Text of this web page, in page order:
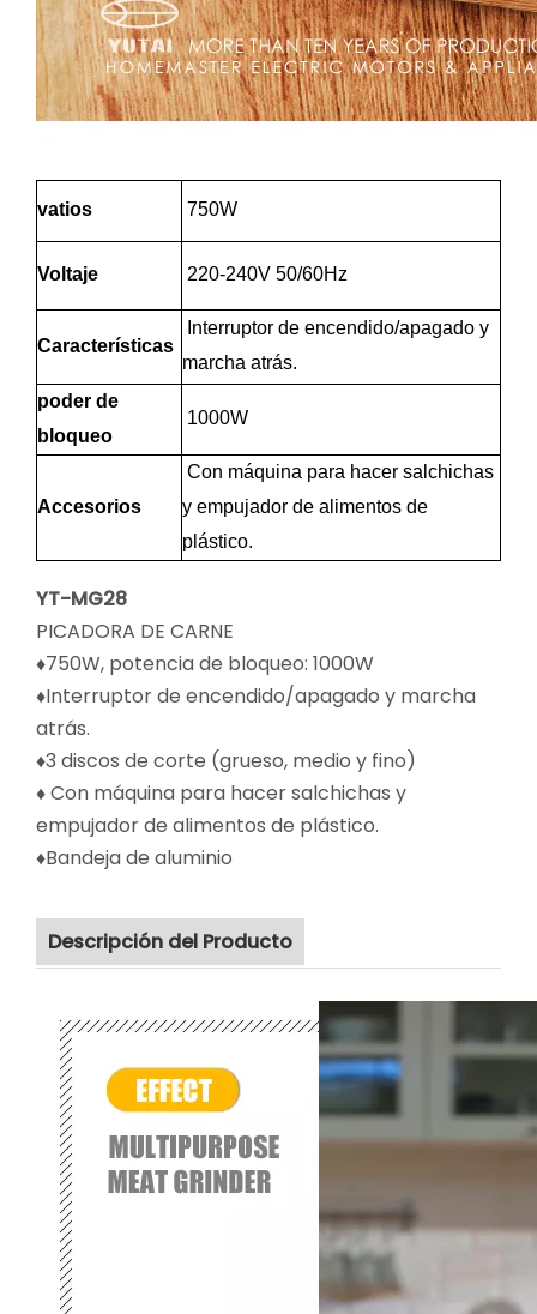
vatios 750W
Voltaje 220-240V 50/60Hz
Características
Interruptor de encendido/apagado y
marcha atrás.
poder de
bloqueo
1000W
Accesorios
Con máquina para hacer salchichas
y empujador de alimentos de
plástico.
YT-MG28
PICADORA DE CARNE
♦750W, potencia de bloqueo: 1000W
♦Interruptor de encendido/apagado y marcha
atrás.
♦3 discos de corte (grueso, medio y fino)
♦ Con máquina para hacer salchichas y
empujador de alimentos de plástico.
♦Bandeja de aluminio
Descripción del Producto